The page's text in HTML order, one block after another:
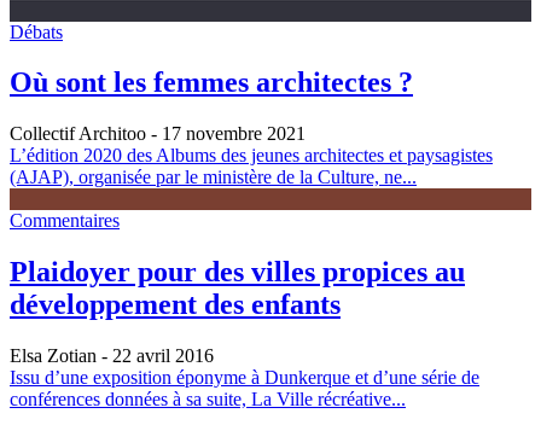
Débats
Où sont les femmes architectes ?
Collectif Architoo - 17 novembre 2021
L’édition 2020 des Albums des jeunes architectes et paysagistes
(AJAP), organisée par le ministère de la Culture, ne...
Commentaires
Plaidoyer pour des villes propices au
développement des enfants
Elsa Zotian - 22 avril 2016
Issu d’une exposition éponyme à Dunkerque et d’une série de
conférences données à sa suite, La Ville récréative...